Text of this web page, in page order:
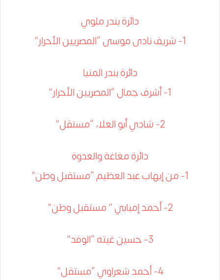
دائرة بندر ملوي
1- شريف نادى موسى “المصريين الأحرار”
دائرة بندر المنيا
1- أشرف جمال “المصريين الأحرار”
2- شادي أبو العلا، “مستقل”
دائرة مغاغة والعدوة
1- من إيهاب عبد العظيم “مستقبل وطن”
2- أحمد إمبابي ” مستقبل وطن”
3- حسين غيته “الوفد”
4- أحمد شعراوي “مستقل”